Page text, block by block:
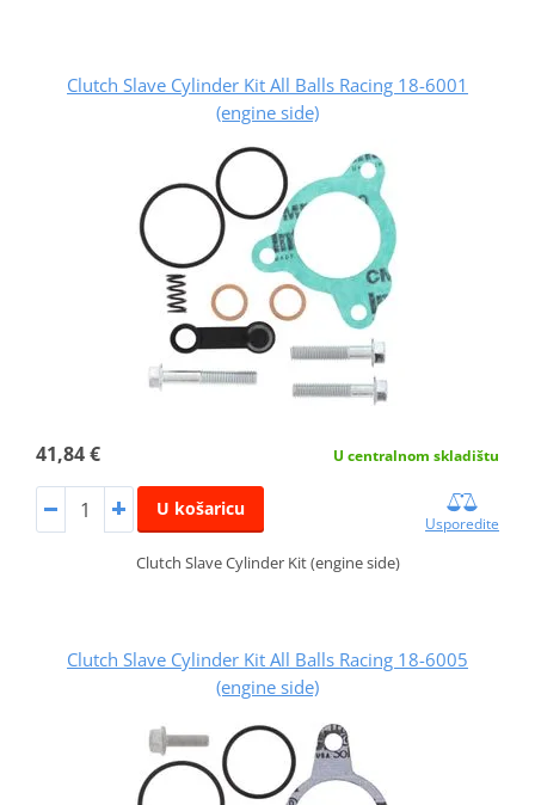
Clutch Slave Cylinder Kit All Balls Racing 18-6001
(engine side)
41,84 € U centralnom skladištu
U košaricu
Usporedite
Clutch Slave Cylinder Kit (engine side)
Clutch Slave Cylinder Kit All Balls Racing 18-6005
(engine side)